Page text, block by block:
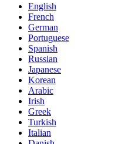
English
French
German
Portuguese
Spanish
Russian
Japanese
Korean
Arabic
Irish
Greek
Turkish
Italian